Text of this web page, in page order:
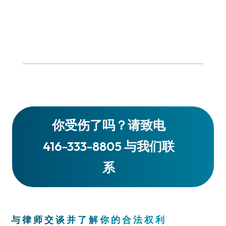
你受伤了吗？请致电
416-333-8805 与我们联
系
与律师交谈并了解你的合法权利